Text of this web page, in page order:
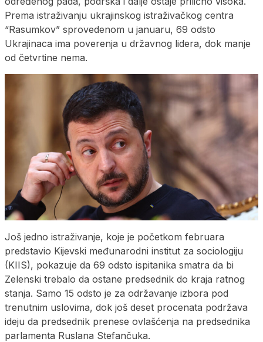
Prema istraživanju ukrajinskog istraživačkog centra
“Rasumkov” sprovedenom u januaru, 69 odsto
Ukrajinaca ima poverenja u državnog lidera, dok manje
od četvrtine nema.
Još jedno istraživanje, koje je početkom februara
predstavio Kijevski međunarodni institut za sociologiju
(KIIS), pokazuje da 69 odsto ispitanika smatra da bi
Zelenski trebalo da ostane predsednik do kraja ratnog
stanja. Samo 15 odsto je za održavanje izbora pod
trenutnim uslovima, dok još deset procenata podržava
ideju da predsednik prenese ovlašćenja na predsednika
parlamenta Ruslana Stefančuka.